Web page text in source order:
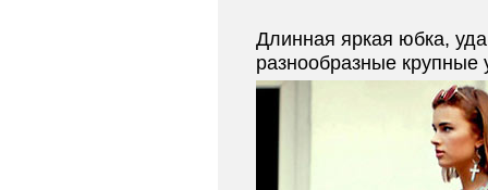
Длинная яркая юбка,
разнообразные крупные